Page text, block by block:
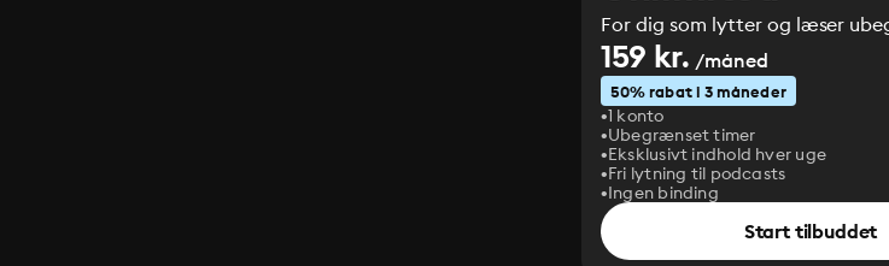
For dig som lytter og læser
159 kr. /måned
50% rabat i 3 måneder
1 konto
Ubegrænset timer
Eksklusivt indhold hver uge
Fri lytning til podcasts
Ingen binding
Start tilbuddet